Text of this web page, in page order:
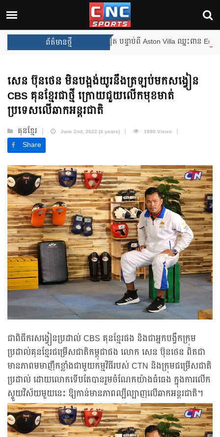
ព័ត៌មានថ្មី
ានឹងឈ្នះពានរង្វាន់បន្ថែមទៀត បន្ទាប់ពី Aston Villa ឈ្នះពាន Europa
សេន ប៊ុនថេន មិនបង្អង់យូរនឹងត្រឡប់មកសង្វៀន
CBS គុនខ្មែរជាថ្មី ក្រោយជួយលើកមុខមាត់
ប្រទេសលើឆាកអន្តរជាតិ
គុនខ្មែរ June 2nd, 2022 (4 years) 1880 Views
Share
ជាពិធីករសង្វៀនប្រដាល់ CBS គុនខ្មែរផង និងជាអ្នកបង្វឹកក្រុម
ប្រដាល់គុនខ្មែរជម្រើសជាតិកម្ពុជាផង លោក សេន ប៊ុនថេន ពិតជា
មានភាពមមាញឹកខ្លាំងជាមួយកម្មវិធីរបស់ CTN និងក្រុមជម្រើសជាតិ
ប្រដាល់ ដោយលោកទើបតែបានរួមចំណែកយ៉ាងធំធេង ក្នុងការលើក
ស្ទួយវិស័យមួយនេះ ឱ្យកាន់មានភាពល្បីល្បាញលើឆាកអន្តរជាតិ។